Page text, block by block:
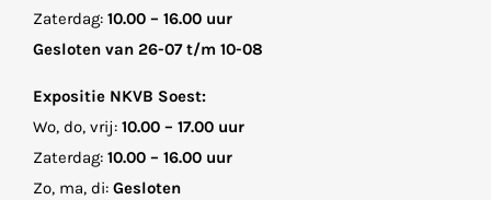
Zaterdag: 10.00 – 16.00 uur
Gesloten van 26-07 t/m 10-08
Expositie NKVB Soest:
Wo, do, vrij: 10.00 – 17.00 uur
Zaterdag: 10.00 – 16.00 uur
Zo, ma, di: Gesloten